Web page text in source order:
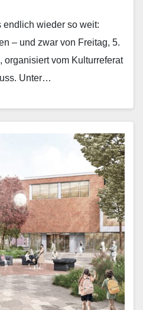
endlich wieder so weit:
– und zwar von Frei­tag, 5.
organisiert vom Kulturreferat
Unter…